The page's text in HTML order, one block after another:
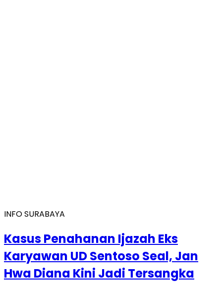
INFO SURABAYA
Kasus Penahanan Ijazah Eks
Karyawan UD Sentoso Seal, Jan
Hwa Diana Kini Jadi Tersangka